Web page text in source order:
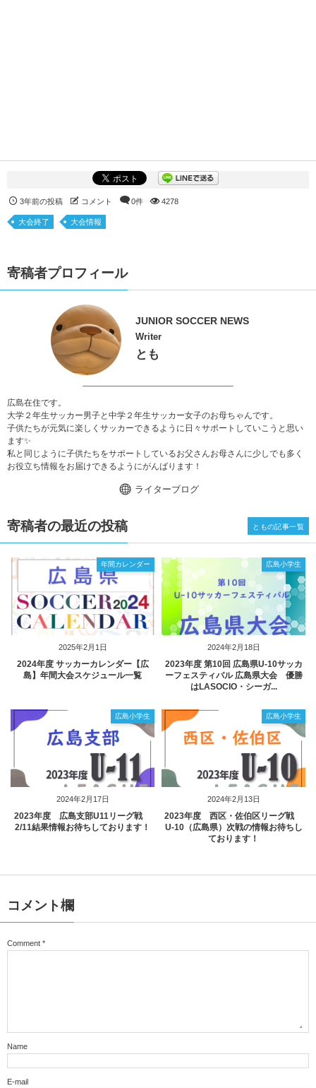
3年前の投稿 コメント 0件 4278
大会終了 大会情報
寄稿者プロフィール
JUNIOR SOCCER NEWS
Writer
とも
広島在住です。
大学２年生サッカー男子と中学２年生サッカー女子のお母ちゃんです。
子供たちが元気に楽しくサッカーできるように日々サポートしていこうと思い
ます✨
私と同じように子供たちをサポートしているお父さんお母さんに少しでも多く
お役立ち情報をお届けできるようにがんばります！
ライターブログ
寄稿者の最近の投稿
2025年2月1日
年間カレンダー
2024年度 サッカーカレンダー【広
島】年間大会スケジュール一覧
2024年2月18日
広島小学生
2023年度 第10回 広島県U-10サッカ
ーフェスティバル 広島県大会 優勝
はLASOCIO・シーガ...
2024年2月17日
広島小学生
2023年度 広島支部U11リーグ戦
2/11結果情報お待ちしております！
2024年2月13日
広島小学生
2023年度 西区・佐伯区リーグ戦
U-10（広島県）次戦の情報お待ちし
ております！
ともの記事一覧
コメント欄
Comment *
Name
E-mail